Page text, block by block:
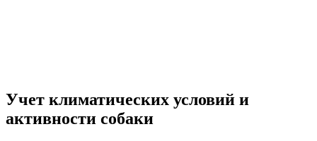
Учет климатических условий и
активности собаки